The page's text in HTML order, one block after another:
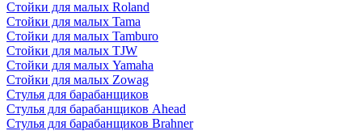
Стойки для малых Roland
Стойки для малых Tama
Стойки для малых Tamburo
Стойки для малых TJW
Стойки для малых Yamaha
Стойки для малых Zowag
Стулья для барабанщиков
Стулья для барабанщиков Ahead
Стулья для барабанщиков Brahner